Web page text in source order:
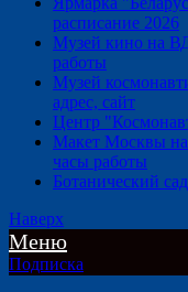
расписание 2026
Музей кино на
работы
Музей
адрес, сайт
Центр
Макет Москвы на
часы работы
Ботанический
Наверх
Меню
Подписка